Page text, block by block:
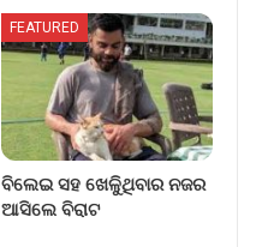
FEATURED
ବିଲେଇ ସହ ଖେଳୁିଥିବାର ନଜର
ଆସିଲେ ବିରାଟ